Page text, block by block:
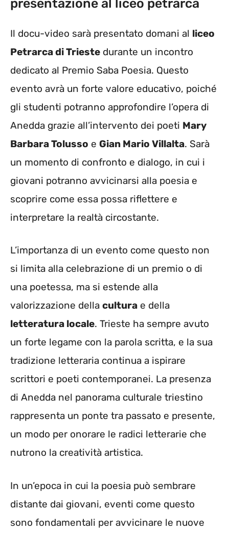
presentazione al liceo petrarca
Il docu-video sarà presentato domani al liceo
Petrarca di Trieste durante un incontro
dedicato al Premio Saba Poesia. Questo
evento avrà un forte valore educativo, poiché
gli studenti potranno approfondire l’opera di
Anedda grazie all’intervento dei poeti Mary
Barbara Tolusso e Gian Mario Villalta. Sarà
un momento di confronto e dialogo, in cui i
giovani potranno avvicinarsi alla poesia e
scoprire come essa possa riflettere e
interpretare la realtà circostante.
L’importanza di un evento come questo non
si limita alla celebrazione di un premio o di
una poetessa, ma si estende alla
valorizzazione della cultura e della
letteratura locale. Trieste ha sempre avuto
un forte legame con la parola scritta, e la sua
tradizione letteraria continua a ispirare
scrittori e poeti contemporanei. La presenza
di Anedda nel panorama culturale triestino
rappresenta un ponte tra passato e presente,
un modo per onorare le radici letterarie che
nutrono la creatività artistica.
In un’epoca in cui la poesia può sembrare
distante dai giovani, eventi come questo
sono fondamentali per avvicinare le nuove